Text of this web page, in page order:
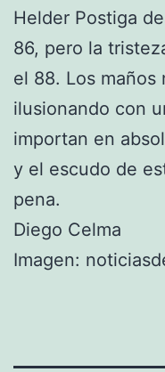
Helder Postiga
86, pero la
el 88. Los maños
ilusionando con
importan en
y el escudo de
pena.
Diego Celma
Imagen: